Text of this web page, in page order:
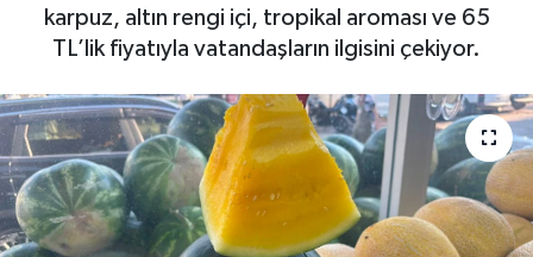
karpuz, altın rengi içi, tropikal aroması ve 65
TL’lik fiyatıyla vatandaşların ilgisini çekiyor.
Haber Arşivi